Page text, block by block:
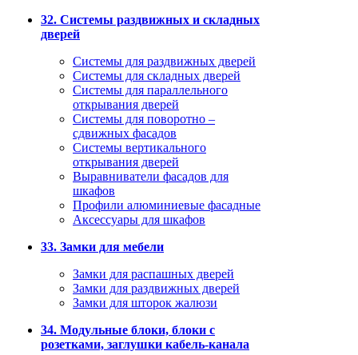
32. Системы раздвижных и складных
дверей
Системы для раздвижных дверей
Системы для складных дверей
Системы для параллельного
открывания дверей
Системы для поворотно –
сдвижных фасадов
Системы вертикального
открывания дверей
Выравниватели фасадов для
шкафов
Профили алюминиевые фасадные
Аксессуары для шкафов
33. Замки для мебели
Замки для распашных дверей
Замки для раздвижных дверей
Замки для шторок жалюзи
34. Модульные блоки, блоки с
розетками, заглушки кабель-канала